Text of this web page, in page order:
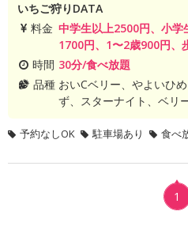
いちご狩りDATA
料金 中学生以上2500円、小
1700円、1〜2歳900円、
時間 30分/食べ放題
品種 おいCベリー、やよいひ
ず、スターナイト、ベリ
予約なしOK 駐車場あり 食べ
1